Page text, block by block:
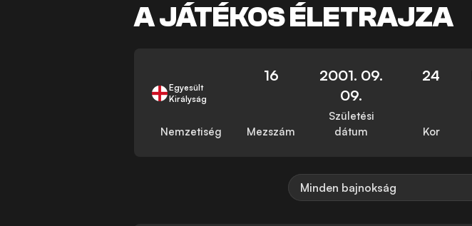
A JÁTÉKOS ÉLETRAJZA
Egyesült
Királyság
Nemzetiség
16
Mezszám
2001. 09.
09.
Születési
dátum
24
Kor
Minden bajnokság